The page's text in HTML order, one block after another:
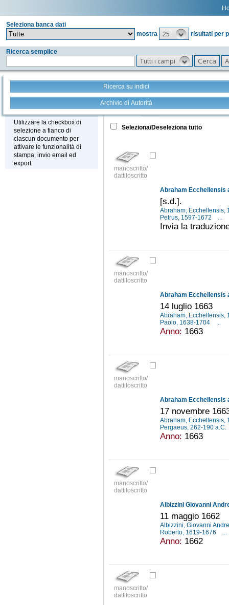
Seleziona banca dati
mostra
25 risultati per
Ricerca semplice
Tutti i campi
Ricerca su indici
Archivio di Autorità
Stampa - Email - Export
Utilizzare la checkbox di
selezione a fianco di
ciascun documento per
attivare le funzionalità di
stampa, invio email ed
export.
Tutto +
Seleziona/Deseleziona tutto
manoscritto/
dattiloscritto
Abraham Ecchellensis
[s.d.].
Abraham, Ecchellensis,
Petrus, 1597-1672
...
Invia la
manoscritto/
dattiloscritto
Abraham Ecchellensis
14 luglio 1663
Abraham, Ecchellensis,
Paolo, 1638-1704
...
Anno: 1663
manoscritto/
dattiloscritto
Abraham Ecchellensis
17 novembre
Abraham, Ecchellensis,
Pergaeus, 262-190 a.C.
Anno: 1663
manoscritto/
dattiloscritto
Albizzini Giovanni
11 maggio 1662
Albizzini, Giovanni
Roberto, 1619-1676
Anno: 1662
manoscritto/
dattiloscritto